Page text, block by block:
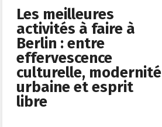
Les meilleures
activités à faire à
Berlin : entre
effervescence
culturelle, modernité
urbaine et esprit
libre